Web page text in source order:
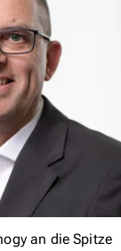
an die Spitze